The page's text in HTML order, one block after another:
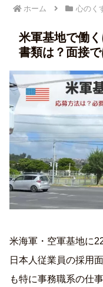
ホーム 心のく
米軍基地で働
書類は？面接
米海軍・空軍基地に
日本人従業員の採用
も特に事務職系の仕